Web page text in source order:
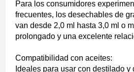
Para los consumidores
frecuentes, los desechables de
van desde 2,0 ml hasta 3,0 ml o
prolongado y una excelente
Compatibilidad con aceites:
Ideales para usar con destilado y